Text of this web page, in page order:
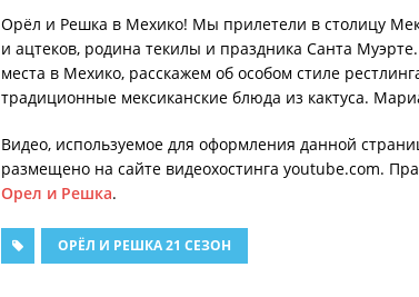
Орёл и Решка в Мехико! Мы прилетели в столицу
и ацтеков, родина текилы и праздника Санта
места в Мехико, расскажем об особом стиле
традиционные мексиканские блюда из кактуса.
Видео, используемое для оформления данной
размещено на сайте видеохостинга youtube.com.
Орел и Решка.
ОРЁЛ И РЕШКА 21 СЕЗОН